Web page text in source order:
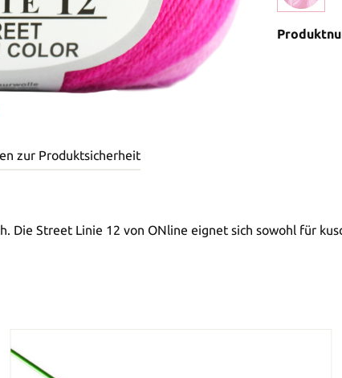
zur Produktsicherheit
Die Street Linie 12 von ONline eignet sich sowohl für